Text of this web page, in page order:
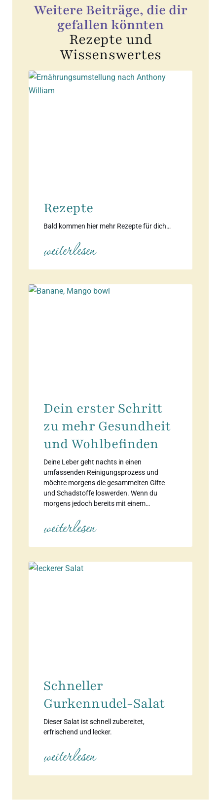
Weitere Beiträge, die dir
gefallen könnten
Rezepte und
Wissenswertes
Rezepte
Bald kommen hier mehr Rezepte für dich…
weiterlesen
Dein erster Schritt
zu mehr Gesundheit
und Wohlbefinden
Deine Leber geht nachts in einen
umfassenden Reinigungsprozess und
möchte morgens die gesammelten Gifte
und Schadstoffe loswerden. Wenn du
morgens jedoch bereits mit einem…
weiterlesen
Schneller
Gurkennudel-Salat
Dieser Salat ist schnell zubereitet,
erfrischend und lecker.
weiterlesen